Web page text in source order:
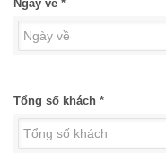
Ngày về *
Tổng số khách *